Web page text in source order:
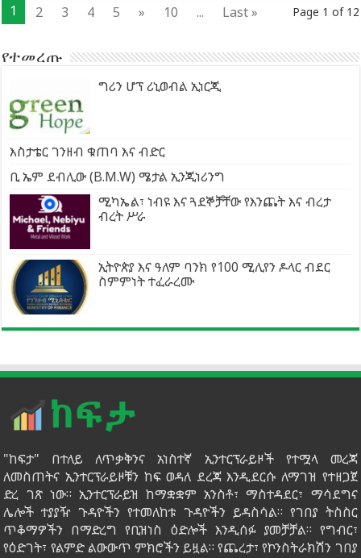
Page 1 of 12
1 2 3 4 5 » 10 ... Last »
የተመረጡ
ግሪን ሆፕ ሪኒወብል ኢነርጂ
እስታቴር ገንዘብ ቁጠባ እና ብድር
ቢ ኤም ደብሊው (B.M.W) ሜታል ኢንጂነሪንግ
ሚካኤል፣ ነብዩ እና ጓደኞቻቸው የእንጨት እና ብረታ
ብረት ሥራ
ኢትዮጵያ እና ዓለም ባንክ የ100 ሚሊየን ዶላር ብደር
ስምምነት ተፈራረሙ
"ከፍታ" በተለይ ለጥቃቅንና አነስተኛ ኢንተርፕራይዞች የተሟላ መረጃ
ለመስጠትና ኢንተርፕራይዞቹን ከፍ ወዳለ ደረጃ እንዲደርሱ ለማገዝ የተዘጋጀ
ድረ ገጽ ነው። ኢንተርፕራይዝ ከማቋቋም አንስቶ፣ ማስተዳደር፣ ማሳደግና
ሌሎች ተያያዥ ጉዳዮችን የተመለከቱ ጉዳዮችን ይዳስሳል። የገበያ ትስስር
ጥቆማዎችን በማድረግ የቢዝነስ ዕድሎች እንዲሰፉ ያመቻቻል። የግብር፣
የዕድገት፣ የልምድ ልውውጥ ምክሮችን ይዟል። የጨረታ፣ የኮንስትራክሽን ገበያ